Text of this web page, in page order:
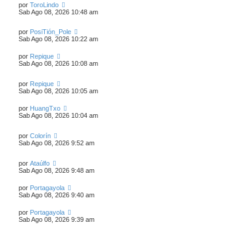
por ToroLindo
Sab Ago 08, 2026 10:48 am
por PosiTión_Pole
Sab Ago 08, 2026 10:22 am
por Repique
Sab Ago 08, 2026 10:08 am
por Repique
Sab Ago 08, 2026 10:05 am
por HuangTxo
Sab Ago 08, 2026 10:04 am
por Colorín
Sab Ago 08, 2026 9:52 am
por Ataúlfo
Sab Ago 08, 2026 9:48 am
por Portagayola
Sab Ago 08, 2026 9:40 am
por Portagayola
Sab Ago 08, 2026 9:39 am